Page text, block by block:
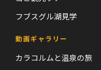
フブスグル湖見学
動画ギャラリー
カラコルムと温泉の旅